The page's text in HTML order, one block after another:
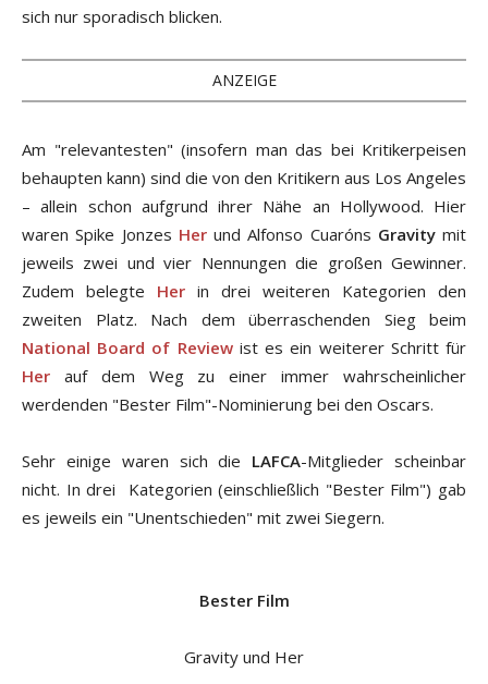
sich nur sporadisch blicken.
ANZEIGE
Am "relevantesten" (insofern man das bei Kritikerpeisen
behaupten kann) sind die von den Kritikern aus Los Angeles
– allein schon aufgrund ihrer Nähe an Hollywood. Hier
waren Spike Jonzes Herund Alfonso Cuaróns Gravitymit
jeweils zwei und vier Nennungen die großen Gewinner.
Zudem belegte Her in drei weiteren Kategorien den
zweiten Platz. Nach dem überraschenden Sieg beim
National Board of Reviewist es ein weiterer Schritt für
Her auf dem Weg zu einer immer wahrscheinlicher
werdenden "Bester Film"-Nominierung bei den Oscars.
Sehr einige waren sich die LAFCA-Mitglieder scheinbar
nicht. In drei Kategorien (einschließlich "Bester Film") gab
es jeweils ein "Unentschieden" mit zwei Siegern.
Bester Film
Gravity und Her